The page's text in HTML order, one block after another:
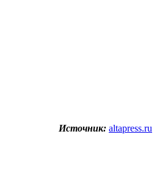
Источник: altapress.ru